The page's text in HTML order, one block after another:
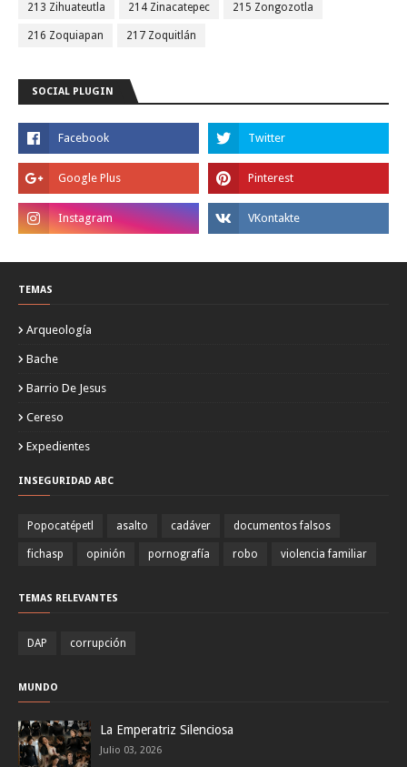
213 Zihuateutla 214 Zinacatepec 215 Zongozotla
216 Zoquiapan 217 Zoquitlán
SOCIAL PLUGIN
TEMAS
Arqueología
Bache
Barrio De Jesus
Cereso
Expedientes
INSEGURIDAD ABC
Popocatépetl asalto cadáver documentos falsos
fichasp opinión pornografía robo violencia familiar
TEMAS RELEVANTES
DAP corrupción
MUNDO
La Emperatriz Silenciosa
Julio 03, 2026